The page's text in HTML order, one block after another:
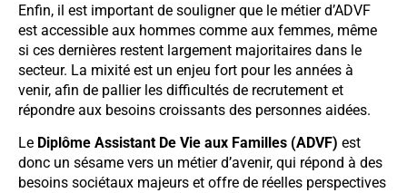
Enfin, il est important de souligner que le métier d’ADVF
est accessible aux hommes comme aux femmes, même
si ces dernières restent largement majoritaires dans le
secteur. La mixité est un enjeu fort pour les années à
venir, afin de pallier les difficultés de recrutement et
répondre aux besoins croissants des personnes aidées.
Le Diplôme Assistant De Vie aux Familles (ADVF) est
donc un sésame vers un métier d’avenir, qui répond à des
besoins sociétaux majeurs et offre de réelles perspectives